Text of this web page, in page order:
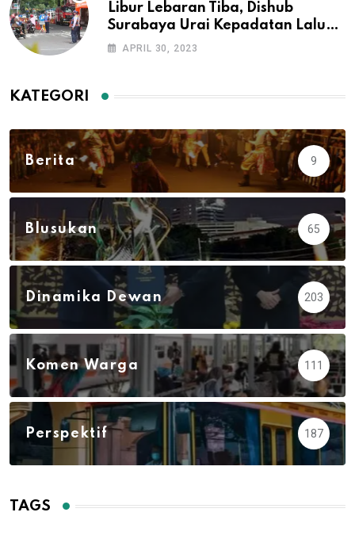
Libur Lebaran Tiba, Dishub
Surabaya Urai Kepadatan Lalu
Lintas di Lokasi Wisata
APRIL 30, 2023
KATEGORI
Berita 9
Blusukan 65
Dinamika Dewan 203
Komen Warga 111
Perspektif 187
TAGS